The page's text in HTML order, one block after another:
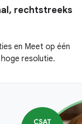
rechtstreeks
en Meet op één
resolutie.